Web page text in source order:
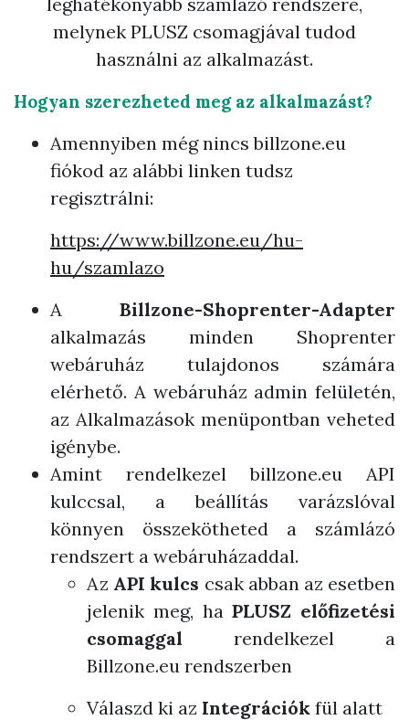
melynek PLUSZ csomagjával tudod
használni az alkalmazást.
Hogyan szerezheted meg az alkalmazást?
Amennyiben még nincs billzone.eu
fiókod az alábbi linken tudsz
regisztrálni:
https://www.billzone.eu/hu-
hu/szamlazo
A Billzone-Shoprenter-Adapter
alkalmazás minden Shoprenter
webáruház tulajdonos számára
elérhető. A webáruház admin felületén,
az Alkalmazások menüpontban veheted
igénybe.
Amint rendelkezel billzone.eu API
kulccsal, a beállítás varázslóval
könnyen összekötheted a számlázó
rendszert a webáruházaddal.
Az API kulcs csak abban az esetben
jelenik meg, haPLUSZ előfizetési
csomaggal rendelkezel a
Billzone.eu rendszerben
Válaszd ki az Integrációk fül alatt